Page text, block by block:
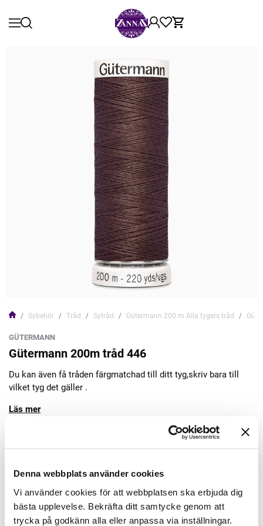
Denna webbplats använder cookies
Vi använder cookies för att webbplatsen ska erbjuda dig
bästa upplevelse. Bekräfta ditt samtycke genom att
trycka på godkänn alla eller anpassa via inställningar.
Sybehör Tråd Sytråd Gütermann 200 m Alla tygers tråd
GÜTERMANN
Gütermann 200m tråd 446
Du kan även få tråden färgmatchad till ditt tyg,skriv bara till
vilket tyg det gäller .
Läs mer
Lägg till varukorgen
Finns i lager